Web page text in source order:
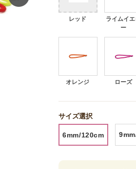
レッド
ライムイエ
ー
オレンジ ローズ
サイズ選択
6mm/120cm